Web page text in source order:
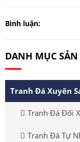
Bình luận:
DANH MỤC
Tranh Đá Xuyên
Tranh Đá Đối
Tranh Đá Tự